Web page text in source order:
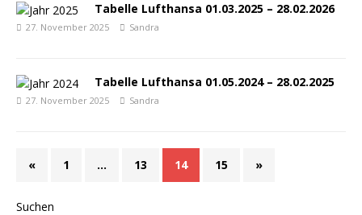
Tabelle Lufthansa 01.03.2025 – 28.02.2026
27. November 2025 Sandra
Tabelle Lufthansa 01.05.2024 – 28.02.2025
27. November 2025 Sandra
« 1 … 13 14 15 »
Suchen